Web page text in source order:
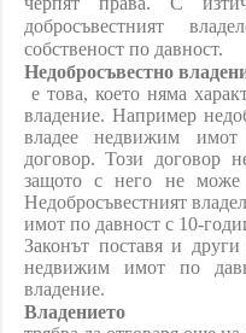
добросъвестният
собственост по давност.
Недобросъвестно
е това, което няма
владение. Например
владее недвижим имот
договор. Този договор
защото с него не може
Недобросъвестният
имот по давност с 10-
Законът поставя и
недвижим имот по
владение.
Владението